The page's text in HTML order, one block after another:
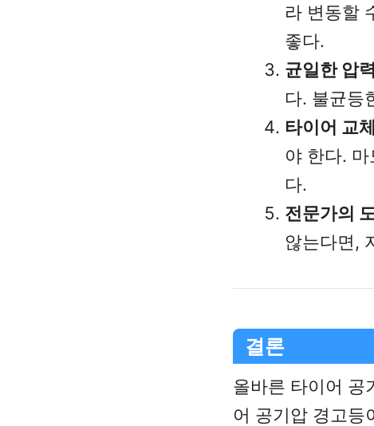
라 변동할
좋다.
균일한 압
다. 불균등
타이어 교체
야 한다.
다.
전문가의
않는다면,
결론
올바른 타이어 공
어 공기압 경고등